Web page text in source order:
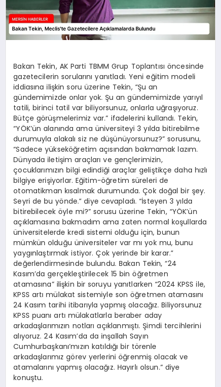
Bakan Tekin, AK Parti TBMM Grup Toplantısı öncesinde
gazetecilerin sorularını yanıtladı. Yeni eğitim modeli
iddiasına ilişkin soru üzerine Tekin, “Şu an
gündemimizde onlar yok. Şu an gündemimizde yarıyıl
tatili, birinci tatil var biliyorsunuz, onlarla uğraşıyoruz.
Bütçe görüşmelerimiz var.” ifadelerini kullandı. Tekin,
“YÖK’ün alanında ama üniversiteyi 3 yılda bitirebilme
durumuyla alakalı siz ne düşünüyorsunuz?” sorusunu,
“Sadece yükseköğretim açısından bakmamak lazım.
Dünyada iletişim araçları ve gençlerimizin,
çocuklarımızın bilgi edindiği araçlar geliştikçe daha hızlı
bilgiye erişiyorlar. Eğitim-öğretim süreleri de
otomatikman kısalmak durumunda. Çok doğal bir şey.
Seyri de bu yönde.” diye cevapladı. “İsteyen 3 yılda
bitirebilecek öyle mi?” sorusu üzerine Tekin, “YÖK’ün
açıklamasına bakmadım ama zaten normal koşullarda
üniversitelerde kredi sistemi olduğu için, bunun
mümkün olduğu üniversiteler var mı yok mu, bunu
yaygınlaştırmak istiyor. Çok yerinde bir karar.”
değerlendirmesinde bulundu. Bakan Tekin, “24
Kasım’da gerçekleştirilecek 15 bin öğretmen
atamasına” ilişkin bir soruyu yanıtlarken “2024 KPSS ile,
KPSS artı mülakat sistemiyle son öğretmen atamasını
24 Kasım tarihi itibarıyla yapmış olacağız. Biliyorsunuz
KPSS puanı artı mülakatlarla beraber aday
arkadaşlarımızın notları açıklanmıştı. Şimdi tercihlerini
alıyoruz. 24 Kasım’da da inşallah Sayın
Cumhurbaşkanı’mızın katıldığı bir törenle
arkadaşlarımız görev yerlerini öğrenmiş olacak ve
atamalarını yapmış olacağız. Hayırlı olsun.” diye
konuştu.